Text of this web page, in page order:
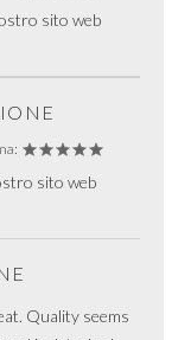
sito web
sito web
Quality seems